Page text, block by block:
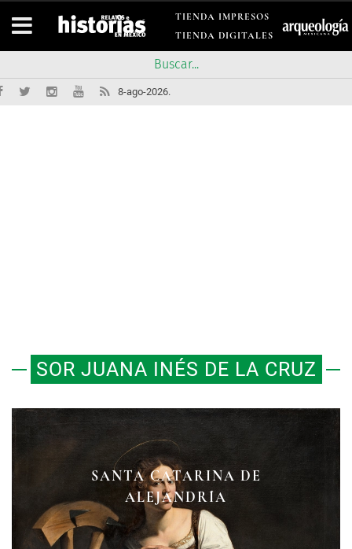
TIENDA IMPRESOS
TIENDA DIGITALES
8-ago-2026.
SOR JUANA INÉS DE LA CRUZ
SANTA CATARINA DE
ALEJANDRÍA
SANTA CATARINA DE
ALEJANDRÍA
VILLANCICOS, CANTOS
PROFANOS QUE NO SIEMPRE
FUERON NAVIDEÑOS